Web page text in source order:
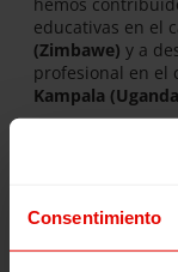
Consentimiento
educativas en el
(Zimbawe) y a
profesional en el
Kampala
En 2018 la